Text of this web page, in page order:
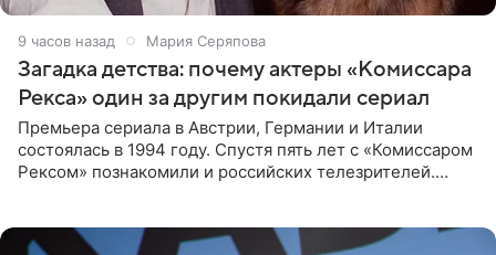
9 часов назад Мария Серяпова
Загадка детства: почему актеры «Комиссара
Рекса» один за другим покидали сериал
Премьера сериала в Австрии, Германии и Италии
состоялась в 1994 году. Спустя пять лет с «Комиссаром
Рексом» познакомили и российских телезрителей.